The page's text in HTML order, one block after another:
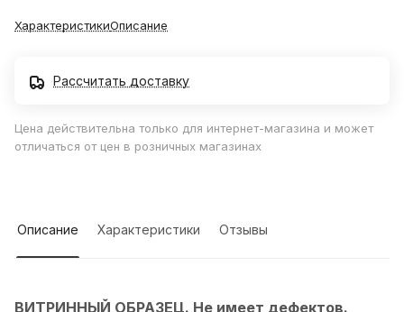
ХарактеристикиОписание
Рассчитать доставку
Цена действительна только для интернет-магазина и может
отличаться от цен в розничных магазинах
Описание Характеристики Отзывы
ВИТРИННЫЙ ОБРАЗЕЦ. Не имеет дефектов.